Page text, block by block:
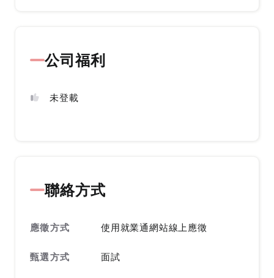
公司福利
未登載
聯絡方式
應徵方式 使用就業通網站線上應徵
甄選方式 面試